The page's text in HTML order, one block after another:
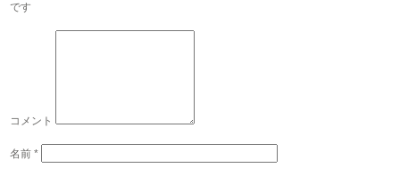
です
コメント
名前*